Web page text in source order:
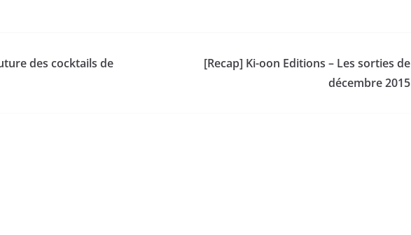
des cocktails de
[Recap] Ki-oon Editions – Les sorties de
décembre 2015